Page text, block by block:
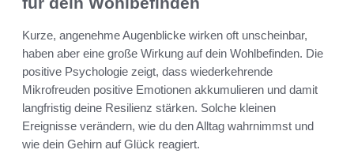
Kurze, angenehme Augenblicke wirken oft unscheinbar,
haben aber eine große Wirkung auf dein Wohlbefinden. Die
positive Psychologie zeigt, dass wiederkehrende
Mikrofreuden positive Emotionen akkumulieren und damit
langfristig deine Resilienz stärken. Solche kleinen
Ereignisse verändern, wie du den Alltag wahrnimmst und
wie dein Gehirn auf Glück reagiert.